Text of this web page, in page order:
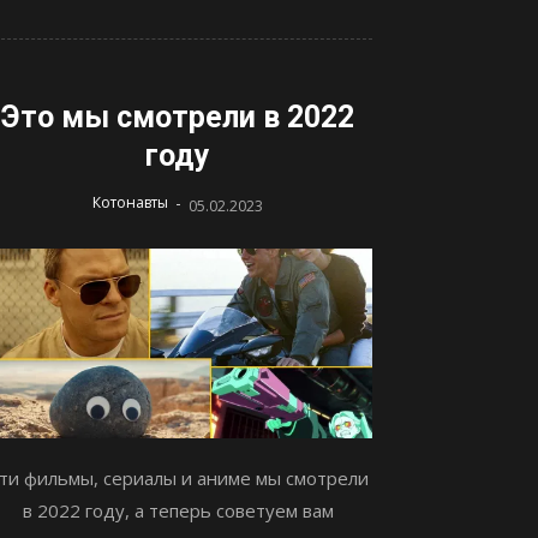
Это мы смотрели в 2022
году
Котонавты - 05.02.2023
фильмы, сериалы и аниме мы смотрели
в 2022 году, а теперь советуем вам